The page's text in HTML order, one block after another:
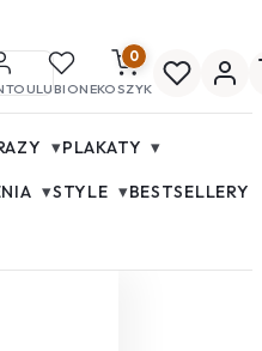
ULUBIONE
0
KOSZYK
▾PLAKATY ▾
▾STYLE ▾BESTSELLERY